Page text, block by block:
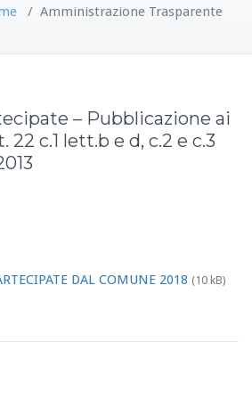
/ Amministrazione Trasparente
– Pubblicazione ai
22 c.1 lett.b e d, c.2 e c.3
DAL COMUNE 2018 (10 kB)